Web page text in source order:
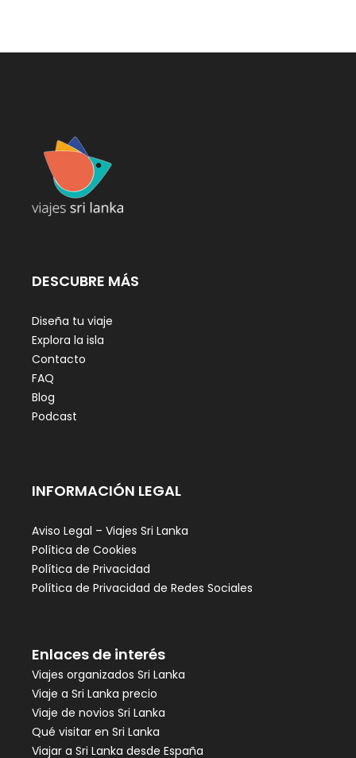
DESCUBRE MÁS
Diseña tu viaje
Explora la isla
Contacto
FAQ
Blog
Podcast
INFORMACIÓN LEGAL
Aviso Legal – Viajes Sri Lanka
Política de Cookies
Política de Privacidad
Política de Privacidad de Redes Sociales
Enlaces de interés
Viajes organizados Sri Lanka
Viaje a Sri Lanka precio
Viaje de novios Sri Lanka
Qué visitar en Sri Lanka
Viajar a Sri Lanka desde España